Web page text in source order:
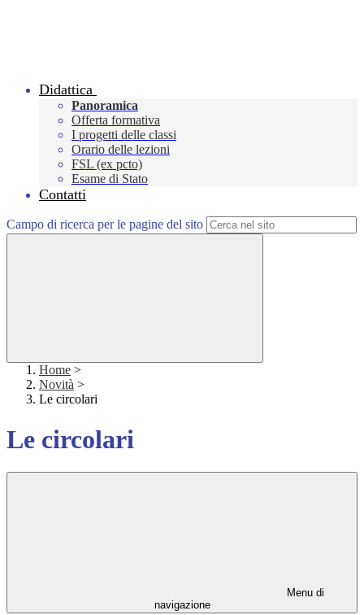
Didattica
Panoramica
Offerta formativa
I progetti delle classi
Orario delle lezioni
FSL (ex pcto)
Esame di Stato
Contatti
Campo di ricerca per le pagine del sito
Home >
Novità >
Le circolari
Le circolari
Menu di
navigazione